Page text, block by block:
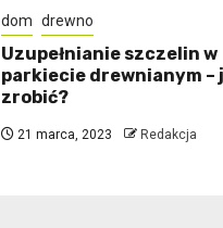
dom drewno
Uzupełnianie szczelin w
parkiecie drewnianym –
zrobić?
21 marca, 2023 Redakcja